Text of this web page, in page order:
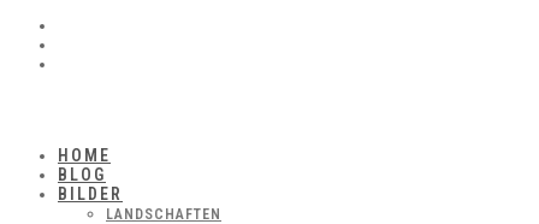
HOME
BLOG
BILDER
LANDSCHAFTEN